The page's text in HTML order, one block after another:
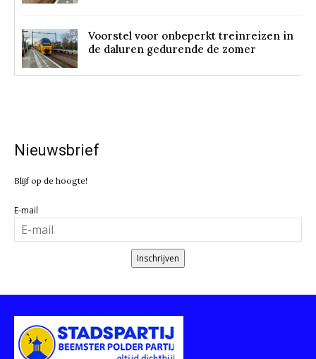
Voorstel voor onbeperkt treinreizen in
de daluren gedurende de zomer
Nieuwsbrief
Blijf op de hoogte!
E-mail
Inschrijven